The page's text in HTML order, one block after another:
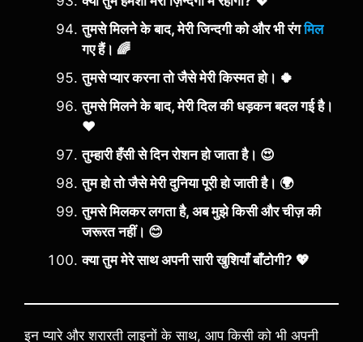
तुमसे मिलने के बाद, मेरी जिन्दगी को और भी रंगमिल
गए हैं। 🌈
तुमसे प्यार करना तो जैसे मेरी किस्मत हो। 🍀
तुमसे मिलने के बाद, मेरी दिल की धड़कन बदल गई है।
❤️
तुम्हारी हँसी से दिन रोशन हो जाता है। 😍
तुम हो तो जैसे मेरी दुनिया पूरी हो जाती है। 🌍
तुमसे मिलकर लगता है, अब मुझे किसी और चीज़ की
जरूरत नहीं। 😊
क्या तुम मेरे साथ अपनी सारी खुशियाँ बाँटोगी? 💖
इन प्यारे और शरारती लाइनों के साथ, आप किसी को भी अपनी